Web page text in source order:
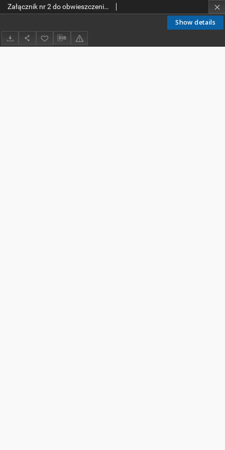
Show details
Załącznik nr 2 do obwieszczenia Ministra Infrastruktury z dnia 9 września 2019 r. w sprawie ogłoszenia jednolitego tekstu rozporządzenia Ministra Infrastruktury w sprawie szczegółowych warunków technicznych dla znaków i sygnałów drogowych oraz urządzeń bezpieczeństwa ruchu drogowego i warunków ich umieszczania na drogach